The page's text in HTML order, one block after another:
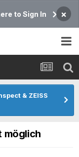
to Sign In ×
& ZEISS
möglich